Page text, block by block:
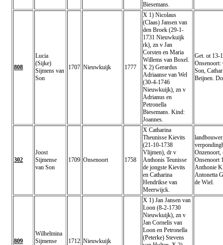
Biesemans.
808
Lucia
(Sijke)
Sijmens van
Son
1707 Nieuwkuijk 1777
X 1) Nicolaus
(Claas) Jansen van
den Broek (29-1-
1731 Nieuwkuijk
rk), zn v Jan
Corsten en Maria
Willems van Boxel.
X 2) Gerardus
Adriaanse van Wel
(30-4-1746
Nieuwkuijk), zn v
Adrianus en
Petronella
Biesemans. Kind:
Joannes.
Get. ot 13-
Onsenoort:
Son,
Beijnen.
302
Joost
Sijmense
van Son
1709 Onsenoort 1758
X Catharina
Theunisse Kievits
(21-10-1738
Vlijmen), dr v
Anthonis Teunisse
de jongste Kievits
en Catharina
Hendrikse van
Meerwijck.
Onzenoort,
Onsenoort
Anthonie
Antonetta
de Wiel.
809
Wilhelmina
Sijmense
1712 Nieuwkuijk
X 1) Jan Jansen van
Loon (8-2-1730
Nieuwkuijk), zn v
Jan Cornelis van
Loon en Petronella
(Peterke) Stevens